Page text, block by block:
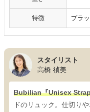
特徴 ブラ
スタイリスト
高橋 禎美
Bubilian『Unisex
ドのリュック。仕切り